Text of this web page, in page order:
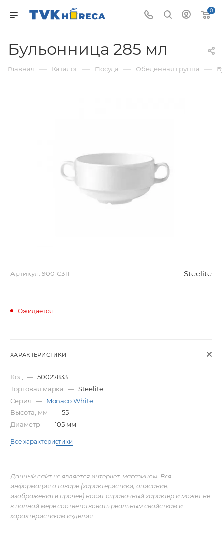
0
Бульонница 285 мл
Главная — Каталог — Посуда — Обеденная группа —
Артикул: 9001C311 Steelite
Ожидается
ХАРАКТЕРИСТИКИ
Код — 50027833
Торговая марка — Steelite
Серия — Monaco White
Высота, мм — 55
Диаметр — 105 мм
Все характеристики
Данный сайт не является интернет-магазином. Вся
информация о товаре (характеристики, описание,
изображения и прочее) носит справочный характер и может не
в полной мере соответствовать реальным свойствам и
характеристикам изделия.